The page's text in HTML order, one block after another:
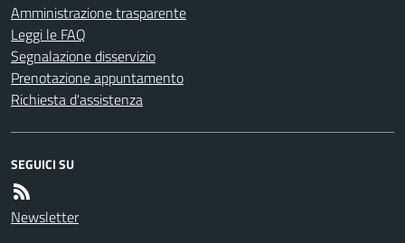
Amministrazione trasparente
Leggi le FAQ
Segnalazione disservizio
Prenotazione appuntamento
Richiesta d'assistenza
SEGUICI SU
Newsletter